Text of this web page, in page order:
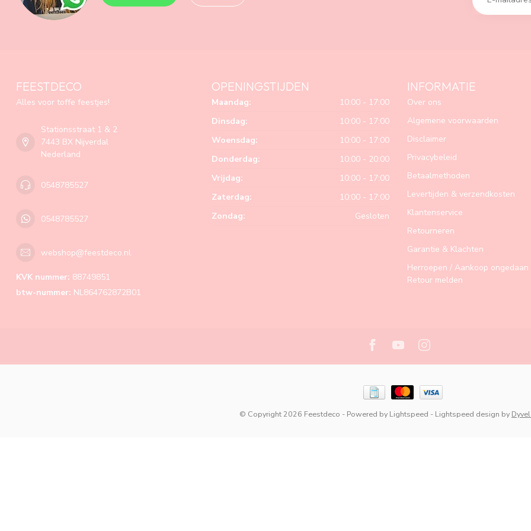
FEESTDECO
Alles voor toffe feestjes!
Stationsstraat 1 & 2
7443 BX Nijverdal
Nederland
0548785527
0548785527
webshop@feestdeco.nl
KVK nummer: 88749851
btw-nummer: NL864762872B01
OPENINGSTIJDEN
Maandag:
10:00 - 17:00
Dinsdag:
10:00 - 17:00
Woensdag:
10:00 - 17:00
Donderdag:
10:00 - 20:00
Vrijdag:
10:00 - 17:00
Zaterdag:
10:00 - 17:00
Zondag:
Gesloten
INFORMATIE
Over ons
Algemene voorwaarden
Disclaimer
Privacybeleid
Betaalmethoden
Levertijden & verzendkosten
Klantenservice
Retourneren
Garantie & Klachten
Herroepen / Aankoop ongedaan
Retour melden
© Copyright 2026 Feestdeco - Powered by Lightspeed - Lightspeed design by